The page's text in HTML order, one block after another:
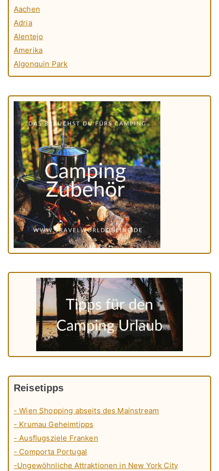
Aachen
Adria
Alentejo
Amerika
Algonquin Park
Reisetipps
- Wien Shopping abseits des Mainstream
- Krumau Geheimtipps
- Ausflugsziele Franken
- Comporta Portugal
-Ungewöhnliche Attraktionen in New York City